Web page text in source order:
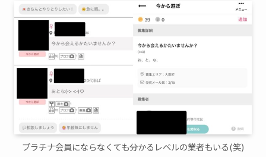
プラチナ会員にならなくても分かるレベルの業者もいる(笑)